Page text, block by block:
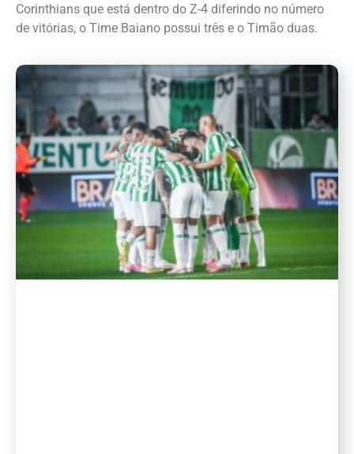
Corinthians que está dentro do Z-4 diferindo no número
de vitórias, o Time Baiano possui três e o Timão duas.